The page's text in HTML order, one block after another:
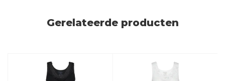
Gerelateerde producten